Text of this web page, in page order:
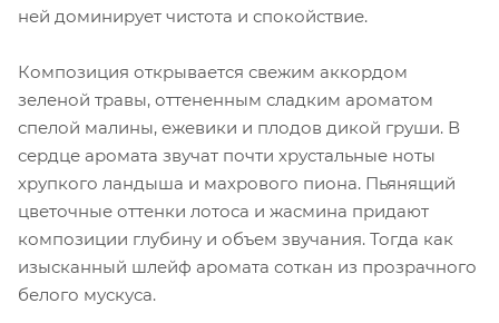
ней доминирует чистота и спокойствие.
Композиция открывается свежим аккордом
зеленой травы, оттененным сладким ароматом
спелой малины, ежевики и плодов дикой груши. В
сердце аромата звучат почти хрустальные ноты
хрупкого ландыша и махрового пиона. Пьянящий
цветочные оттенки лотоса и жасмина придают
композиции глубину и объем звучания. Тогда как
изысканный шлейф аромата соткан из прозрачного
белого мускуса.